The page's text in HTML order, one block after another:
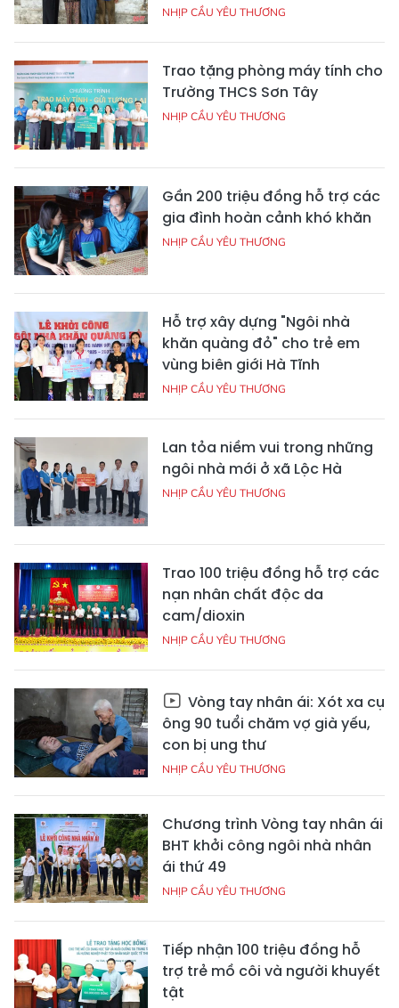
NHỊP CẦU YÊU THƯƠNG
Trao tặng phòng máy tính cho
Trường THCS Sơn Tây
NHỊP CẦU YÊU THƯƠNG
Gần 200 triệu đồng hỗ trợ các
gia đình hoàn cảnh khó khăn
NHỊP CẦU YÊU THƯƠNG
Hỗ trợ xây dựng "Ngôi nhà
khăn quàng đỏ" cho trẻ em
vùng biên giới Hà Tĩnh
NHỊP CẦU YÊU THƯƠNG
Lan tỏa niềm vui trong những
ngôi nhà mới ở xã Lộc Hà
NHỊP CẦU YÊU THƯƠNG
Trao 100 triệu đồng hỗ trợ các
nạn nhân chất độc da
cam/dioxin
NHỊP CẦU YÊU THƯƠNG
Vòng tay nhân ái: Xót xa cụ
ông 90 tuổi chăm vợ già yếu,
con bị ung thư
NHỊP CẦU YÊU THƯƠNG
Chương trình Vòng tay nhân ái
BHT khởi công ngôi nhà nhân
ái thứ 49
NHỊP CẦU YÊU THƯƠNG
Tiếp nhận 100 triệu đồng hỗ
trợ trẻ mồ côi và người khuyết
tật